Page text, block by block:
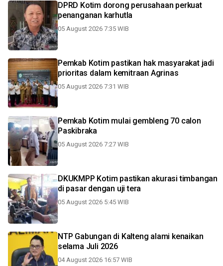
DPRD Kotim dorong perusahaan perkuat
penanganan karhutla
05 August 2026 7:35 WIB
Pemkab Kotim pastikan hak masyarakat jadi
prioritas dalam kemitraan Agrinas
05 August 2026 7:31 WIB
Pemkab Kotim mulai gembleng 70 calon
Paskibraka
05 August 2026 7:27 WIB
DKUKMPP Kotim pastikan akurasi timbangan
di pasar dengan uji tera
05 August 2026 5:45 WIB
NTP Gabungan di Kalteng alami kenaikan
selama Juli 2026
04 August 2026 16:57 WIB